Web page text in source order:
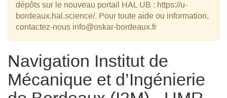
dépôts sur le nouveau portail HAL UB : https://u-
bordeaux.hal.science/. Pour toute aide ou information,
contactez-nous info@oskar-bordeaux.fr
Navigation Institut de
Mécanique et d’Ingénierie